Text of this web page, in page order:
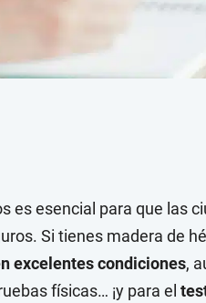
es esencial para que las
Si tienes madera de
excelentes condiciones,
físicas… ¡y para el